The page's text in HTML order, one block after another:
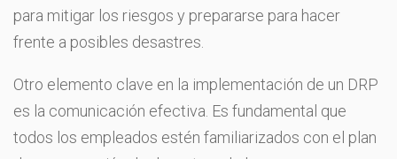
para mitigar los riesgos y prepararse para hacer
frente a posibles desastres.
Otro elemento clave en la implementación de un DRP
es la comunicación efectiva. Es fundamental que
todos los empleados estén familiarizados con el plan